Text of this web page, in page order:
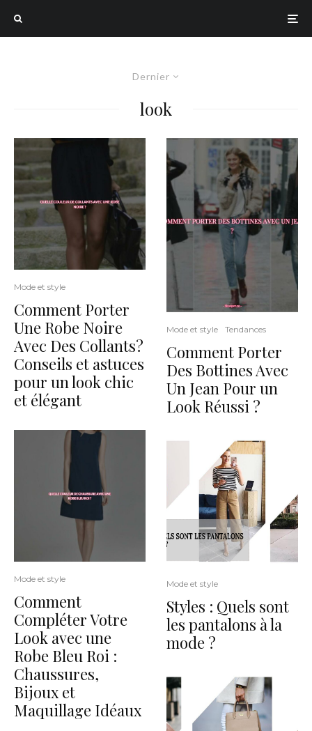
Dernier
look
Mode et style
Comment Porter
Une Robe Noire
Avec Des Collants?
Conseils et astuces
pour un look chic
et élégant
Mode et style
Comment
Compléter Votre
Look avec une
Robe Bleu Roi :
Chaussures,
Bijoux et
Maquillage Idéaux
Mode et style Tendances
Comment Porter
Des Bottines Avec
Un Jean Pour un
Look Réussi ?
Mode et style
Styles : Quels sont
les pantalons à la
mode ?